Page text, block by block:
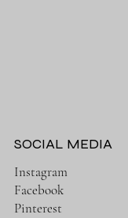
SOCIAL MEDIA
Instagram
Facebook
Pinterest